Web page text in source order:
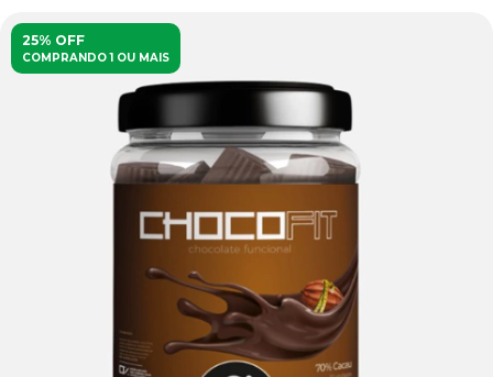
25% OFF
COMPRANDO 1 OU MAIS